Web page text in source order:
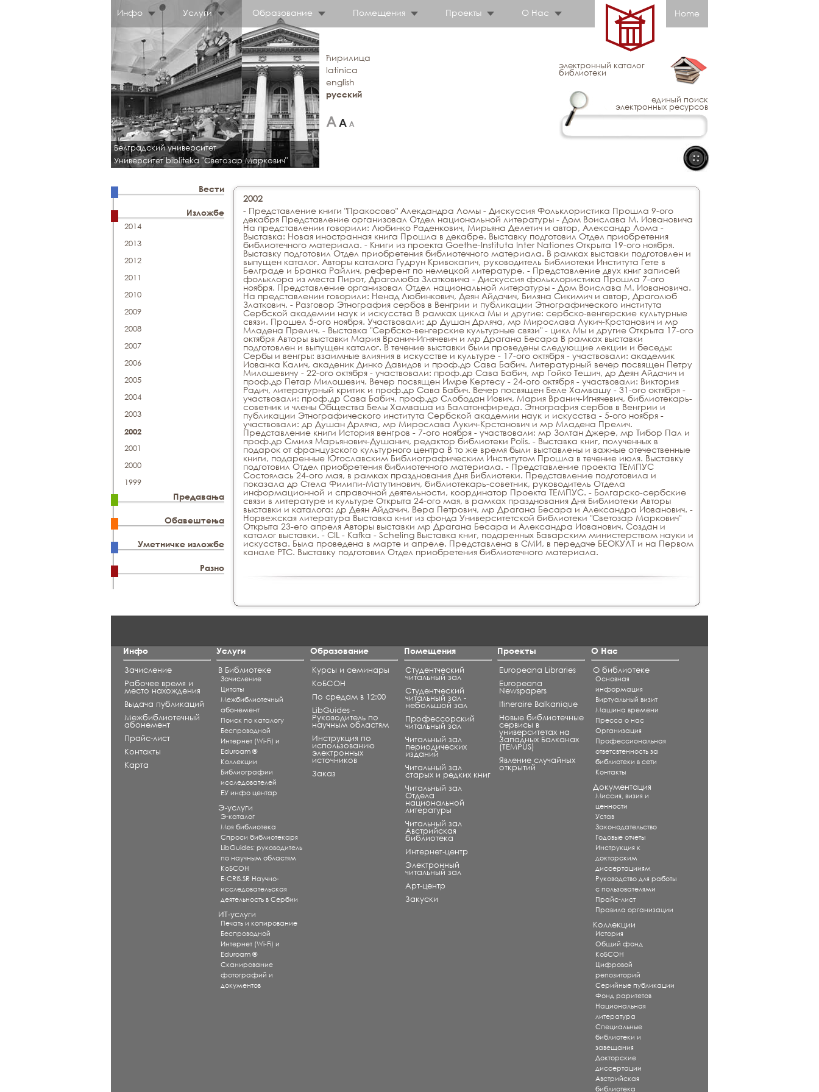
Инфо Услуги Образование Помещения Проекты О Нас Home
Белградский университет
Университет bibliteka "Светозар Маркович"
ћирилица
latinica
english
русский
электронный каталог
библиотеки
единый поиск
электронных ресурсов
Вести
Изложбе
2014
2013
2012
2011
2010
2009
2008
2007
2006
2005
2004
2003
2002
2001
2000
1999
Предавања
Обавештења
Уметничке изложбе
Разно
2002
- Представление книги "Пракосово" Алекдандра Ломы - Дискуссия Фольклористика Прошла 9-ого
декабря Представление организовал Отдел национальной литературы - Дом Воислава М. Иовановича
На представлении говорили: Любинко Раденкович, Мирьяна Делетич и автор, Александр Лома -
Выставка: Новая иностранная книга Прошла в декабре. Выставку подготовил Отдел приобретения
библиотечного материала. - Книги из проекта Goethe-Instituta Inter Nationes Открыта 19-ого ноября.
Выставку подготовил Отдел приобретения библиотечного материала. В рамках выставки подготовлен и
выпущен каталог. Авторы каталога Гудрун Кривокапич, руководитель Библиотеки Института Гете в
Белграде и Бранка Райлич, референт по немецкой литературе. - Представление двух книг записей
фольклора из места Пирот, Драголюба Златковича - Дискуссия фольклористика Прошла 7-ого
ноября. Представление организовал Отдел национальной литературы - Дом Воислава М. Иовановича.
На представлении говорили: Ненад Любинкович, Деян Айдачич, Биляна Сикимич и автор, Драголюб
Златкович. - Разговор Этнография сербов в Венгрии и публикации Этнографического института
Сербской академии наук и искусства В рамках цикла Мы и другие: сербско-венгерские культурные
связи. Прошел 5-ого ноября. Участвовали: др Душан Дрляча, мр Мирослава Лукич-Крстанович и мр
Младена Прелич. - Выставка "Сербско-венгерские культурные связи" - цикл Мы и другие Открыта 17-ого
октября Авторы выставки Мария Вранич-Игнячевич и мр Драгана Бесара В рамках выставки
подготовлен и выпущен каталог. В течение выставки были проведены следующие лекции и беседы:
Сербы и венгры: взаимные влияния в искусстве и культуре - 17-ого октября - участвовали: академик
Иованка Калич, акаденик Динко Давидов и проф.др Сава Бабич. Литературный вечер посвящен Петру
Милошевичу - 22-ого октября - участвовали: проф.др Сава Бабич, мр Гойко Тешич, др Деян Айдачич и
проф.др Петар Милошевич. Вечер посвящен Имре Кертесу - 24-ого октября - участвовали: Виктория
Радич, литературный критик и проф.др Сава Бабич. Вечер посвящен Беле Хамвашу - 31-ого октября -
участвовали: проф.др Сава Бабич, проф.др Слободан Иович, Мария Вранич-Игнячевич, библиотекарь-
советник и члены Общества Белы Хамваша из Балатонфиреда. Этнография сербов в Венгрии и
публикации Этнографического института Сербской академии наук и искусства - 5-ого ноября -
участвовали: др Душан Дрляча, мр Мирослава Лукич-Крстанович и мр Младена Прелич.
Представление книги История венгров - 7-ого ноября - участвовали: мр Золтан Джере, мр Тибор Пал и
проф.др Смиля Марьянович-Душанич, редактор библиотеки Polis. - Выставка книг, полученных в
подарок от французского культурного центра В то же время были выставлены и важные отечественные
книги, подаренные Югославским Библиографическим Институтом Прошла в течение июля. Выставку
подготовил Отдел приобретения библиотечного материала. - Представление проекта ТЕМПУС
Состоялась 24-ого мая, в рамках празднования Дня Библиотеки. Представление подготовила и
показала др Стела Филипи-Матутинович, библиотекарь-советник, руководитель Отдела
информационной и справочной деятельности, координатор Проекта ТЕМПУС. - Болгарско-сербские
связи в литературе и культуре Открыта 24-ого мая, в рамках празднования Дня Библиотеки Авторы
выставки и каталога: др Деян Айдачич, Вера Петрович, мр Драгана Бесара и Александра Иованович. -
Норвежская литература Выставка книг из фонда Университетской библиотеки "Светозар Маркович"
Открыта 23-его апреля Авторы выставки мр Драгана Бесара и Александра Иованович. Создан и
каталог выставки. - CIL - Kafka - Scheling Выставка книг, подаренных Баварским министерством науки и
искусства. Была проведена в марте и апреле. Представлена в СМИ, в передаче БЕОКУЛТ и на Первом
канале РТС. Выставку подготовил Отдел приобретения библиотечного материала.
Инфо
Зачисление
Рабочее время и
место нахождения
Выдача публикаций
Межбиблиотечный
абонемент
Прайс-лист
Контакты
Карта
Услуги
В Библиотеке
Зачисление
Цитаты
Межбиблиотечный
абонемент
Поиск по каталогу
Беспроводной
Интернет (Wi-Fi) и
Eduroam ®
Коллекции
Библиографии
исследователей
ЕУ инфо центар
Э-услуги
Э-каталог
Моя библиотека
Спроси библиотекаря
LibGuides: руководитель
по научным областям
КоБСОН
E-CRIS.SR Научно-
исследовательская
деятельность в Сербии
ИТ-услуги
Печать и копирование
Беспроводной
Интернет (Wi-Fi) и
Eduroam ®
Сканирование
фотографий и
документов
Образование
Курсы и семинары
КоБСОН
По средам в 12:00
LibGuides -
Руководитель по
научным областям
Инструкция по
использованию
электронных
источников
Заказ
Помещения
Студентческий
читальный зал
Студентческий
читальный зал -
небольшой зал
Профессорский
читальный зал
Читальный зал
периодических
изданий
Читальный зал
старых и редких книг
Читальный зал
Отдела
национальной
литературы
Читальный зал
Aвстрийская
библиотека
Интернет-центр
Электронный
читальный зал
Арт-центр
Закуски
Проекты
Europeana Libraries
Europeana
Newspapers
Itineraire Balkanique
Новые библиотечные
сервисы в
университетах на
Западных Балканах
(TEMPUS)
Явление случайных
открытий
О Нас
О библиотеке
Основная
информация
Виртуальный визит
Машина времени
Пресса о нас
Организация
Профессиональная
ответсвтенность за
библиотеки в сети
Контакты
Документация
Миссия, визия и
ценности
Устав
Законодательство
Годовые отчеты
Инструкция к
докторским
диссертацииям
Руководство для работы
с пользователями
Прайс-лист
Правила организации
Коллекции
История
Общий фонд
КоБСОН
Цифровой
репозиторий
Серийные публикации
Фонд раритетов
Национальная
литература
Специальные
библиотеки и
завещания
Докторские
диссертации
Австрийская
библиотека